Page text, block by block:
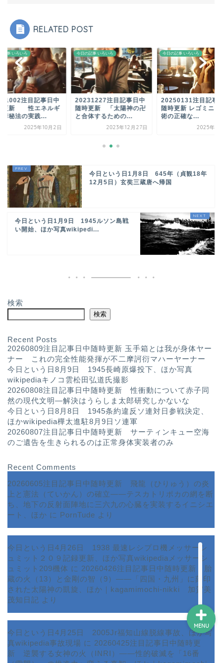
RELATED POST
今日の記事 いろいろ
20231227注目記事日中
随時更新 「太陽神の卍
と合体するための...
2023年12月27日
今日の記事 いろいろ
20250131注目記事日中
随時更新 レゴミニズム芸
術の正確な...
2025年1月31日
今日の記事 いろいろ
20251002注目
随時更新 性
ー昇華秘法の実
2025
今日という日1月8日 645年（貞観18年
12月5日）玄奘三蔵唐へ帰国
今日という日1月9日 1945ルソン島戦
い開始、ほか写真wikipedi...
検索
検索
Recent Posts
20260809注目記事日中随時更新 玉手箱とは我が身体ヤー
ナー これの完全性能発揮が不二摩訶衍マハーヤーナー
今日という日8月9日 1945長崎原爆投下、ほか写真
wikipediaキノコ雲松田弘道氏撮影
20260808注目記事日中随時更新 性衝動について赤子同
然の現代文明—解決はうらしま太郎研究しかないな
今日という日8月8日 1945条約違反ソ連対日参戦決定、
ほかwikipedia樺太進駐8月9日ソ連軍
20260807注目記事日中随時更新 サーティンキュー空海
のご遺告を生きられるのは正常身体実装者のみ
Recent Comments
20260605注目記事日中随時更新 飛龍（ひりゅう）の炎
上と憲法（ていかん）の確立――テスカトリポカの網を断
ち、地下の反射面陣地に三六九の心臓を実装するイニシエ
ート、ほか に PornTude より
今日という日4月26日 1938 最速レシプロ機メッサーシ
ュミット２０９記録更新、ほか写真wikipediaメッサーシ
ュミット209機体 に 20260426注目記事日中随時更新 胎
蔵の火（13）と金剛の智（9）――「四国・九州」に刻印
された太陽神の凱旋、ほか｜kagamimochi-nikki 加賀美
茂知日記 より
今日という日4月25日 2005Jr福知山線脱線事故、ほか写
真wikipedia事故現場 に 20260425注目記事日中随時更
新 逆襲する女神の火（INRI）――性的破滅を「16番
MENU
プロフィール
ランキング